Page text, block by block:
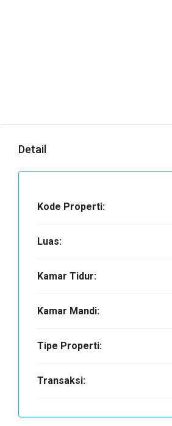
Detail
Kode Properti:
Luas:
Kamar Tidur:
Kamar Mandi:
Tipe Properti:
Transaksi: